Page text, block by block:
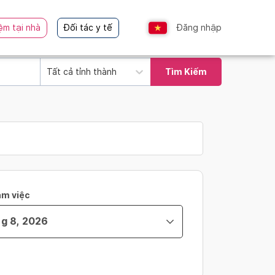
tại nhà Đối tác y tế Đăng nhập
Tất cả tỉnh thành Tìm Kiếm
việc